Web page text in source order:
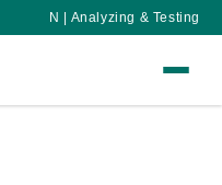
N | Analyzing & Testing